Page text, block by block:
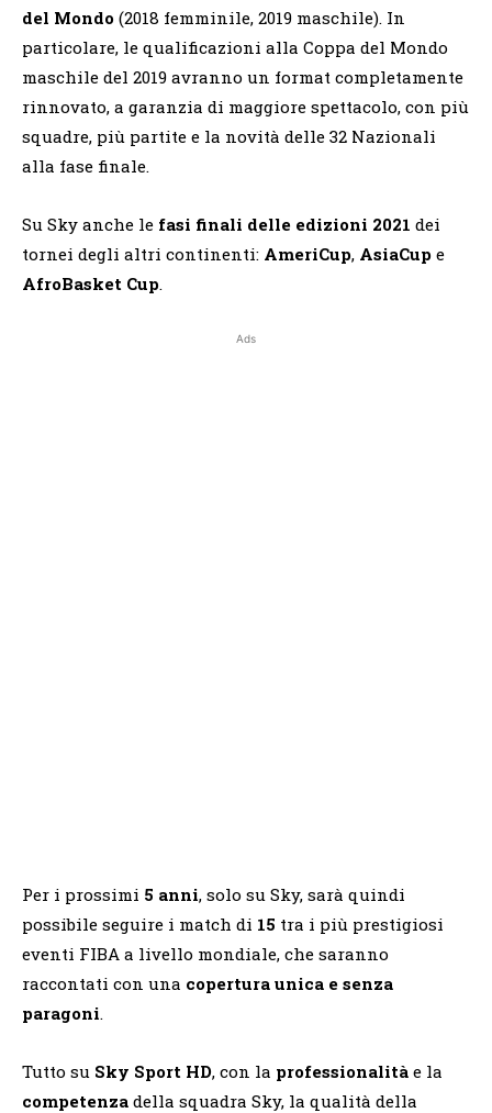
del Mondo (2018 femminile, 2019 maschile). In
particolare, le qualificazioni alla Coppa del Mondo
maschile del 2019 avranno un format completamente
rinnovato, a garanzia di maggiore spettacolo, con più
squadre, più partite e la novità delle 32 Nazionali
alla fase finale.
Su Sky anche le fasi finali delle edizioni 2021 dei
tornei degli altri continenti: AmeriCup, AsiaCup e
AfroBasket Cup.
Ads
Per i prossimi 5 anni, solo su Sky, sarà quindi
possibile seguire i match di 15 tra i più prestigiosi
eventi FIBA a livello mondiale, che saranno
raccontati con una copertura unica e senza
paragoni.
Tutto su Sky Sport HD, con la professionalità e la
competenza della squadra Sky, la qualità della